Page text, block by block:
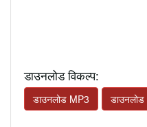
डाउनलोड विकल्प:
डाउनलोड MP3